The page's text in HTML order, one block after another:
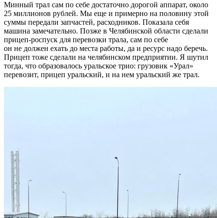
Минный трал сам по себе достаточно дорогой аппарат, около
25 миллионов рублей. Мы еще и примерно на половину этой
суммы передали запчастей, расходников. Показала себя
машина замечательно. Позже в Челябинской области сделали
прицеп-роспуск для перевозки трала, сам по себе
он не должен ехать до места работы, да и ресурс надо беречь.
Прицеп тоже сделали на челябинском предприятии. Я шутил
тогда, что образовалось уральское трио: грузовик «Урал»
перевозит, прицеп уральский, и на нем уральский же трал.